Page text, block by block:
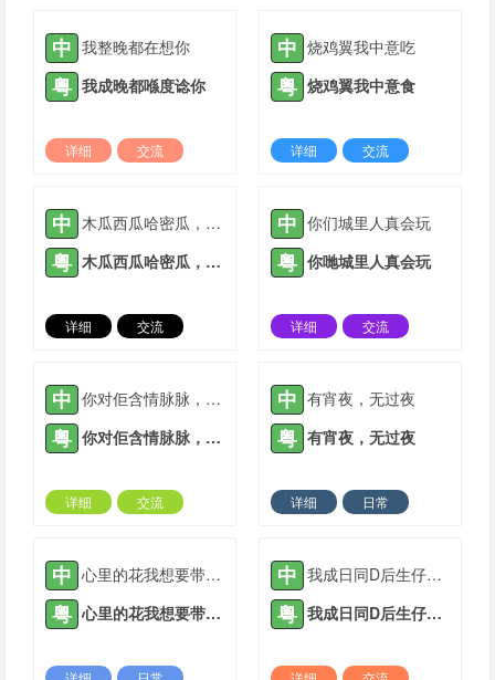
中 我整晚都在想你
粤 我成晚都喺度谂你
详细
交流
中 烧鸡翼我中意吃
粤 烧鸡翼我中意食
详细
交流
中 木瓜西瓜哈密瓜，爱你爱到傻瓜瓜
粤 木瓜西瓜哈密瓜，爱你爱到傻瓜瓜
详细
交流
中 你们城里人真会玩
粤 你哋城里人真会玩
详细
交流
中 你对佢含情脉脉，佢对你无厘头七
粤 你对佢含情脉脉，佢对你无厘头七
详细
交流
中 有宵夜，无过夜
粤 有宵夜，无过夜
详细
日常
中 心里的花我想要带你回家
粤 心里的花我想要带你回家
中 我成日同D后生仔讲要成功唔好霖住一步登天
粤 我成日同D后生仔讲要成功唔好霖住一步登天